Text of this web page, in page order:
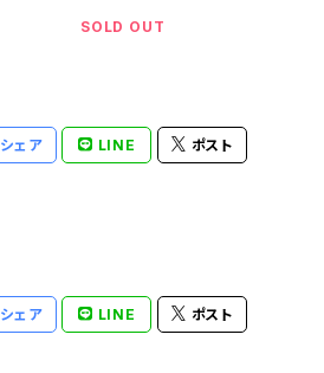
SOLD OUT
シェア LINE ポスト
シェア LINE ポスト